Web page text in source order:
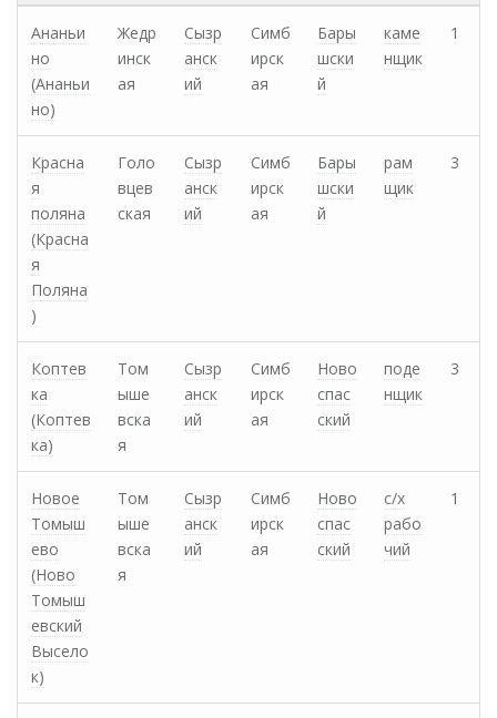
Ананьи
но
(Ананьи
но)
Жедр
инск
ая
Сызр
анск
ий
Симб
ирск
ая
Бары
шски
й
каме
нщик
1
Красна
я
поляна
(Красна
я
Поляна
)
Голо
вцев
ская
Сызр
анск
ий
Симб
ирск
ая
Бары
шски
й
рам
щик
3
Коптев
ка
(Коптев
ка)
Том
ыше
вска
я
Сызр
анск
ий
Симб
ирск
ая
Ново
спас
ский
поде
нщик
3
Новое
Томыш
ево
(Ново
Томыш
евский
Высело
к)
Том
ыше
вска
я
Сызр
анск
ий
Симб
ирск
ая
Ново
спас
ский
с/х
рабо
чий
1